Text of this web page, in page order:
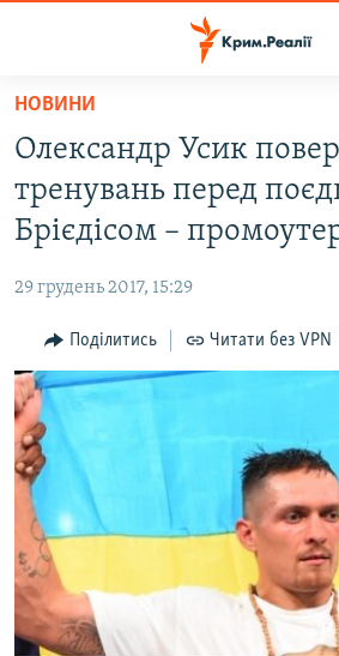
Перейти
основного
матеріалу
Перейти
до
основної
навігації
Перейти
до
пошуку
ВІДЕО ТА ФОТО
БЛОГИ
ПОГЛЯД
ІНТЕРВ'Ю
ВСЕ ЗА ДЕНЬ
СПЕЦПРОЕКТИ
ДЕПОРТАЦІЯ
ВІДЕОУРОКИ «ELIFBE»
СВІДЧЕННЯ ОКУПАЦІЇ
УКРАЇНСЬКА ПРОБЛЕМА КРИМУ
ЯК ОБІЙТИ БЛОКУВАННЯ
Русский
Qırımtatar
НОВИНИ
Олександр Усик
тренувань перед
Брієдісом –
29 грудень 2017, 15:29
Поділитись Читати без VPN